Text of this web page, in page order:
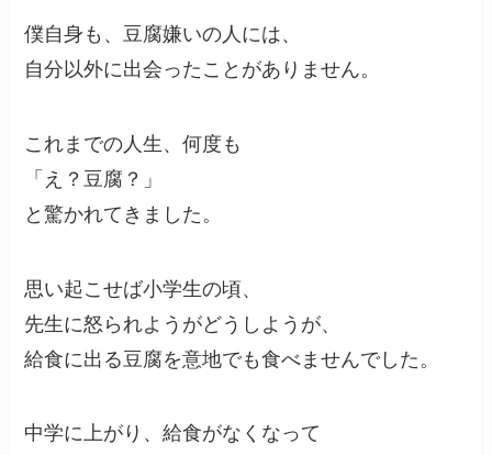
僕自身も、豆腐嫌いの人には、
自分以外に出会ったことがありません。
これまでの人生、何度も
「え？豆腐？」
と驚かれてきました。
思い起こせば小学生の頃、
先生に怒られようがどうしようが、
給食に出る豆腐を意地でも食べませんでした。
中学に上がり、給食がなくなって